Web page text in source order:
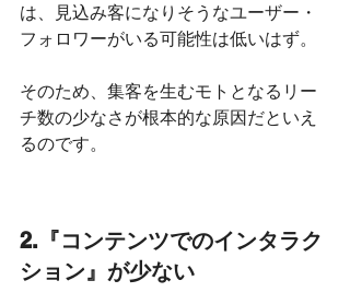
は、見込み客になりそうなユーザー・
フォロワーがいる可能性は低いはず。
そのため、集客を生むモトとなるリー
チ数の少なさが根本的な原因だといえ
るのです。
2.『コンテンツでのインタラク
ション』が少ない